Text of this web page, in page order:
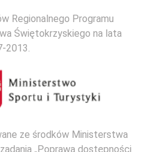
Regionalnego Programu
Świętokrzyskiego na lata
2013.
ze środków Ministerstwa
„Poprawa dostępności